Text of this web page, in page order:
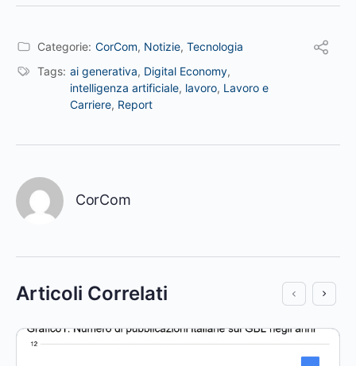
Categorie: CorCom, Notizie, Tecnologia
Tags: ai generativa, Digital Economy,
intelligenza artificiale, lavoro, Lavoro e
Carriere, Report
CorCom
Articoli Correlati